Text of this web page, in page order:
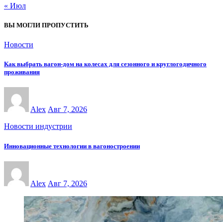
« Июл
ВЫ МОГЛИ ПРОПУСТИТЬ
Новости
Как выбрать вагон-дом на колесах для сезонного и круглогодичного
проживания
Alex Авг 7, 2026
Новости индустрии
Инновационные технологии в вагоностроении
Alex Авг 7, 2026